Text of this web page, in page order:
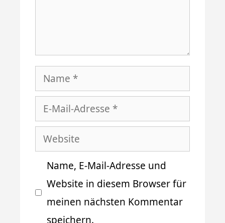
Name
Mail-
Adresse
Website
Name, E-Mail-Adresse und
Website in diesem Browser für
meinen nächsten Kommentar
speichern.